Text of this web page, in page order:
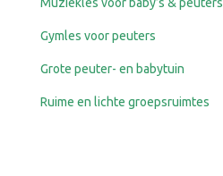
Gymles voor peuters
Grote peuter- en babytuin
Ruime en lichte groepsruimtes